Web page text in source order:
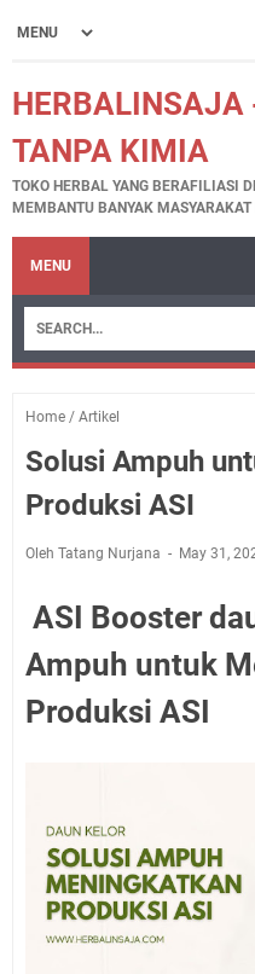
HERBALINSAJA
TANPA KIMIA
TOKO HERBAL YANG BERAFILIASI
MEMBANTU BANYAK
MENU
Home / Artikel
Solusi Ampuh
Produksi ASI
Oleh Tatang Nurjana May 31,
ASI Booster
Ampuh untuk
Produksi ASI